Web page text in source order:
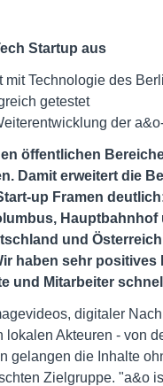
Startup aus
Technologie des
getestet
der
öffentlichen
Damit erweitert die
up Framen
und
haben sehr
und Mitarbeiter
digitaler
lokalen Akteuren - von
gelangen die Inhalte
Zielgruppe. "a&o